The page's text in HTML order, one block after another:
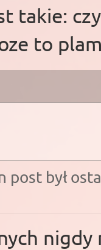
takie:
to
post był
nigdy